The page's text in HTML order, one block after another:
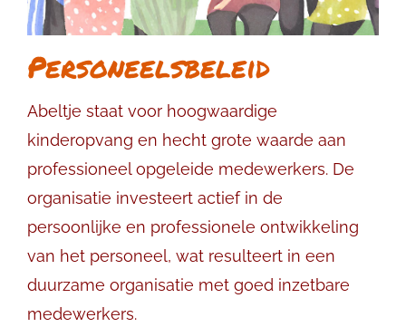
Personeelsbeleid
Abeltje staat voor hoogwaardige
kinderopvang en hecht grote waarde aan
professioneel opgeleide medewerkers. De
organisatie investeert actief in de
persoonlijke en professionele ontwikkeling
van het personeel, wat resulteert in een
duurzame organisatie met goed inzetbare
medewerkers.